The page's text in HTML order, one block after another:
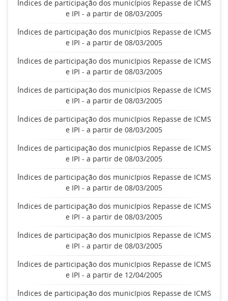
Índices de participação dos municípios Repasse de ICMS
e IPI - a partir de 08/03/2005
Índices de participação dos municípios Repasse de ICMS
e IPI - a partir de 08/03/2005
Índices de participação dos municípios Repasse de ICMS
e IPI - a partir de 08/03/2005
Índices de participação dos municípios Repasse de ICMS
e IPI - a partir de 08/03/2005
Índices de participação dos municípios Repasse de ICMS
e IPI - a partir de 08/03/2005
Índices de participação dos municípios Repasse de ICMS
e IPI - a partir de 08/03/2005
Índices de participação dos municípios Repasse de ICMS
e IPI - a partir de 08/03/2005
Índices de participação dos municípios Repasse de ICMS
e IPI - a partir de 08/03/2005
Índices de participação dos municípios Repasse de ICMS
e IPI - a partir de 08/03/2005
Índices de participação dos municípios Repasse de ICMS
e IPI - a partir de 12/04/2005
Índices de participação dos municípios Repasse de ICMS